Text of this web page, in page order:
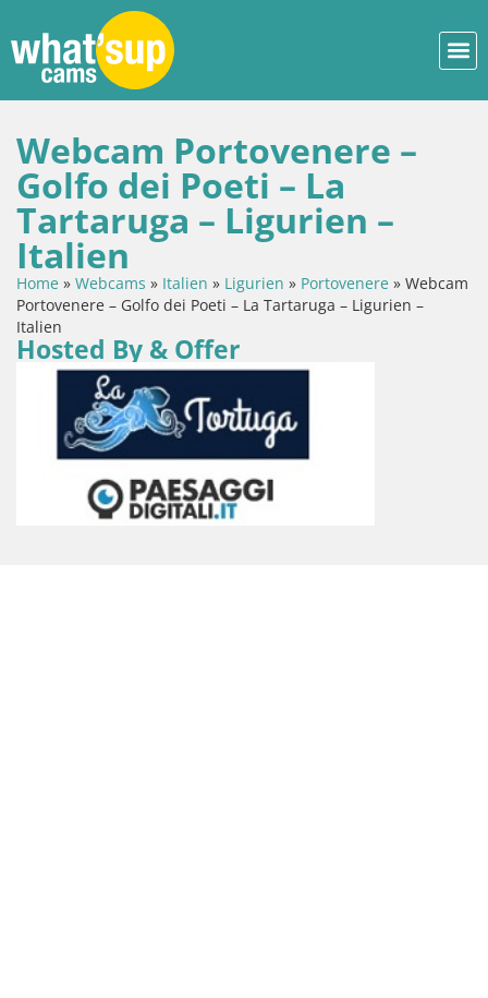
Webcam Portovenere –
Golfo dei Poeti – La
Tartaruga – Ligurien –
Italien
Home » Webcams » Italien » Ligurien » Portovenere » Webcam
Portovenere – Golfo dei Poeti – La Tartaruga – Ligurien –
Italien
Hosted By & Offer